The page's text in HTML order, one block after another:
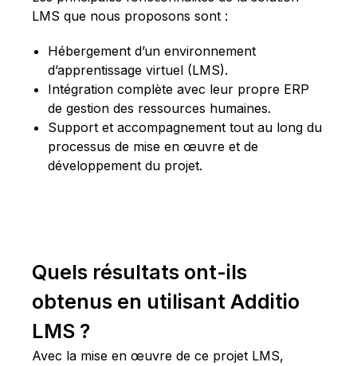
LMS que nous proposons sont :
Hébergement d’un environnement
d’apprentissage virtuel (LMS).
Intégration complète avec leur propre ERP
de gestion des ressources humaines.
Support et accompagnement tout au long du
processus de mise en œuvre et de
développement du projet.
Quels résultats ont-ils
obtenus en utilisant Additio
LMS ?
Avec la mise en œuvre de ce projet LMS,